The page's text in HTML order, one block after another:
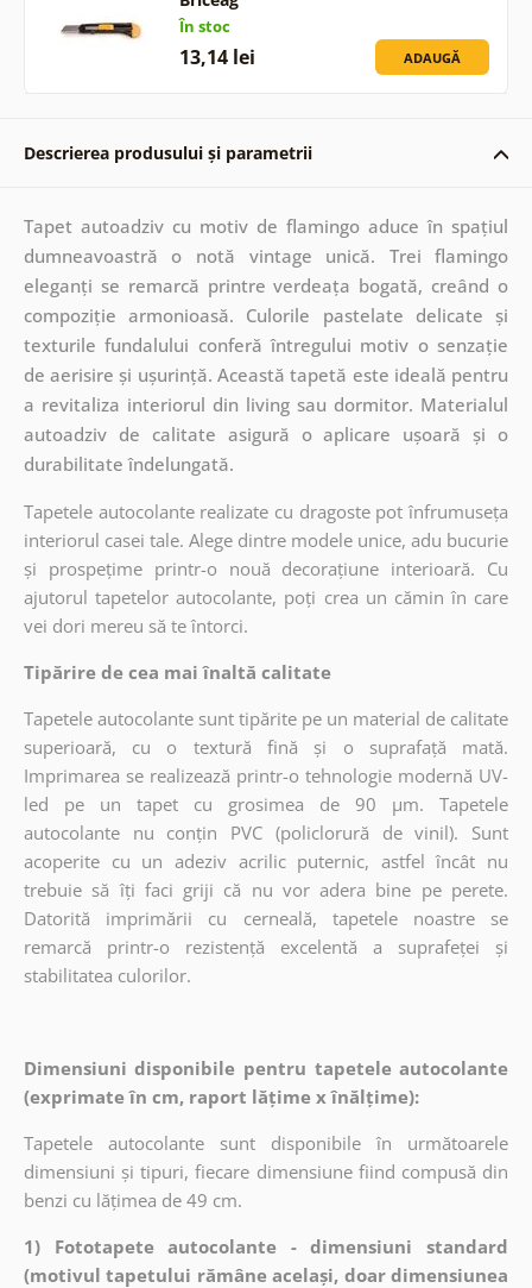
În stoc
13,14 lei ADAUGĂ
Descrierea produsului și parametrii
Tapet autoadziv cu motiv de flamingo aduce în spațiul
dumneavoastră o notă vintage unică. Trei flamingo
eleganți se remarcă printre verdeața bogată, creând o
compoziție armonioasă. Culorile pastelate delicate și
texturile fundalului conferă întregului motiv o senzație
de aerisire și ușurință. Această tapetă este ideală pentru
a revitaliza interiorul din living sau dormitor. Materialul
autoadziv de calitate asigură o aplicare ușoară și o
durabilitate îndelungată.
Tapetele autocolante realizate cu dragoste pot înfrumuseța
interiorul casei tale. Alege dintre modele unice, adu bucurie
și prospețime printr-o nouă decorațiune interioară. Cu
ajutorul tapetelor autocolante, poți crea un cămin în care
vei dori mereu să te întorci.
Tipărire de cea mai înaltă calitate
Tapetele autocolante sunt tipărite pe un material de calitate
superioară, cu o textură fină și o suprafață mată.
Imprimarea se realizează printr-o tehnologie modernă UV-
led pe un tapet cu grosimea de 90 µm. Tapetele
autocolante nu conțin PVC (policlorură de vinil). Sunt
acoperite cu un adeziv acrilic puternic, astfel încât nu
trebuie să îți faci griji că nu vor adera bine pe perete.
Datorită imprimării cu cerneală, tapetele noastre se
remarcă printr-o rezistență excelentă a suprafeței și
stabilitatea culorilor.
Dimensiuni disponibile pentru tapetele autocolante
(exprimate în cm, raport lățime x înălțime):
Tapetele autocolante sunt disponibile în următoarele
dimensiuni și tipuri, fiecare dimensiune fiind compusă din
benzi cu lățimea de 49 cm.
1) Fototapete autocolante - dimensiuni standard
(motivul tapetului rămâne același, doar dimensiunea